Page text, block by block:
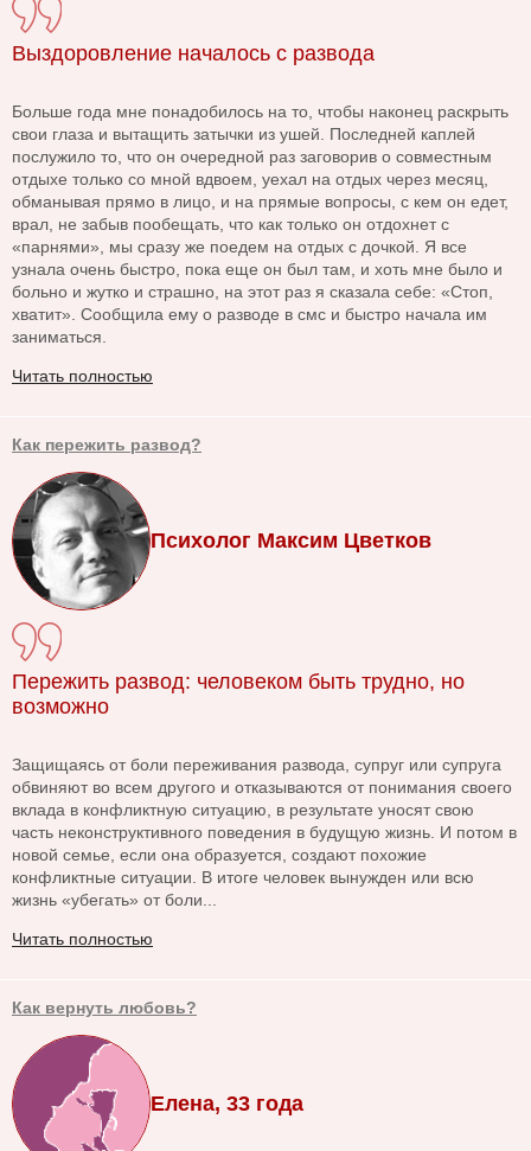
Выздоровление началось с развода
Больше года мне понадобилось на то, чтобы наконец раскрыть
свои глаза и вытащить затычки из ушей. Последней каплей
послужило то, что он очередной раз заговорив о совместным
отдыхе только со мной вдвоем, уехал на отдых через месяц,
обманывая прямо в лицо, и на прямые вопросы, с кем он едет,
врал, не забыв пообещать, что как только он отдохнет с
«парнями», мы сразу же поедем на отдых с дочкой. Я все
узнала очень быстро, пока еще он был там, и хоть мне было и
больно и жутко и страшно, на этот раз я сказала себе: «Стоп,
хватит». Сообщила ему о разводе в смс и быстро начала им
заниматься.
Читать полностью
Как пережить развод?
Психолог Максим Цветков
Пережить развод: человеком быть трудно, но
возможно
Защищаясь от боли переживания развода, супруг или супруга
обвиняют во всем другого и отказываются от понимания своего
вклада в конфликтную ситуацию, в результате уносят свою
часть неконструктивного поведения в будущую жизнь. И потом в
новой семье, если она образуется, создают похожие
конфликтные ситуации. В итоге человек вынужден или всю
жизнь «убегать» от боли...
Читать полностью
Как вернуть любовь?
Елена, 33 года